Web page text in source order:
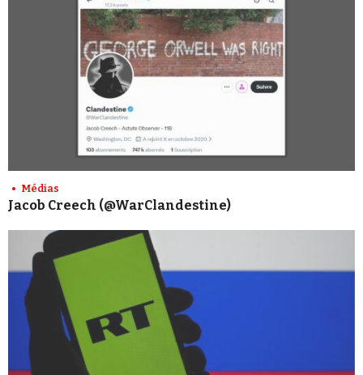
Médias
Jacob Creech (@WarClandestine)